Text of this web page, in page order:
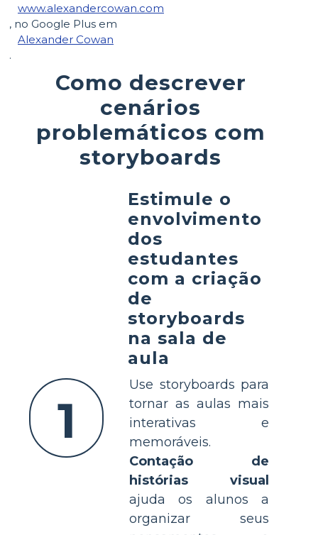
www.alexandercowan.com
, no Google Plus em
Alexander Cowan
.
Como descrever
cenários
problemáticos com
storyboards
1
Estimule o
envolvimento
dos
estudantes
com a criação
de
storyboards
na sala de
aula
Use storyboards para
tornar as aulas mais
interativas e
memoráveis.
Contação de
histórias visual
ajuda os alunos a
organizar seus